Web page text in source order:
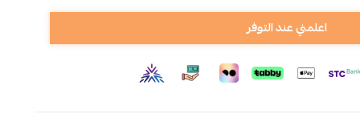
اعلمني عند التوفر